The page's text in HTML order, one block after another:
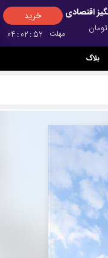
تومان
خرید
مهلت 04 : 02 : 51
بلاگ